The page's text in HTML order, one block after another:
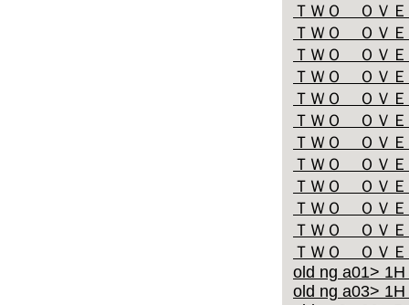
ＴＷＯ ＯＶ
ＴＷＯ ＯＶ
ＴＷＯ ＯＶ
ＴＷＯ ＯＶ
ＴＷＯ ＯＶ
ＴＷＯ ＯＶ
ＴＷＯ ＯＶ
ＴＷＯ ＯＶ
ＴＷＯ ＯＶ
ＴＷＯ ＯＶ
ＴＷＯ ＯＶ
ＴＷＯ ＯＶ
old ng a01>
old ng a03>